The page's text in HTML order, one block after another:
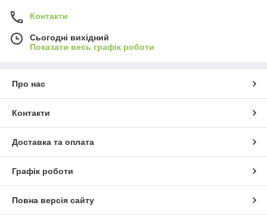
Контакти
Сьогодні вихідний
Показати весь графік роботи
Про нас
Контакти
Доставка та оплата
Графік роботи
Повна версія сайту